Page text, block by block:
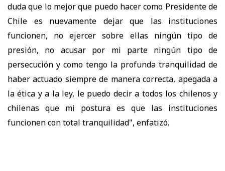
duda que lo mejor que puedo hacer como Presidente de
Chile es nuevamente dejar que las instituciones
funcionen, no ejercer sobre ellas ningún tipo de
presión, no acusar por mi parte ningún tipo de
persecución y como tengo la profunda tranquilidad de
haber actuado siempre de manera correcta, apegada a
la ética y a la ley, le puedo decir a todos los chilenos y
chilenas que mi postura es que las instituciones
funcionen con total tranquilidad", enfatizó.